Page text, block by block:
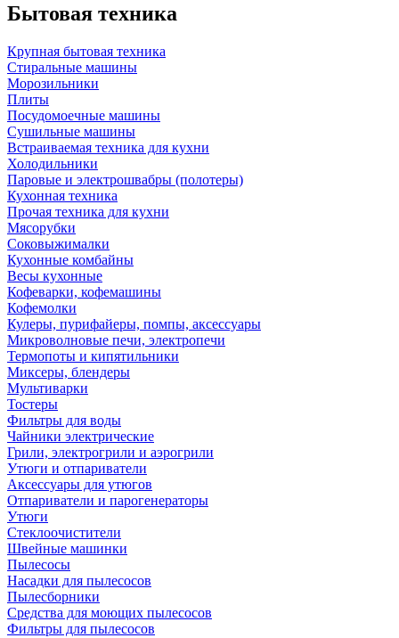
Бытовая техника
Крупная бытовая техника
Стиральные машины
Морозильники
Плиты
Посудомоечные машины
Сушильные машины
Встраиваемая техника для кухни
Холодильники
Паровые и электрошвабры (полотеры)
Кухонная техника
Прочая техника для кухни
Мясорубки
Соковыжималки
Кухонные комбайны
Весы кухонные
Кофеварки, кофемашины
Кофемолки
Кулеры, пурифайеры, помпы, аксессуары
Микроволновые печи, электропечи
Термопоты и кипятильники
Миксеры, блендеры
Мультиварки
Тостеры
Фильтры для воды
Чайники электрические
Грили, электрогрили и аэрогрили
Утюги и отпариватели
Аксессуары для утюгов
Отпариватели и парогенераторы
Утюги
Стеклоочистители
Швейные машинки
Пылесосы
Насадки для пылесосов
Пылесборники
Средства для моющих пылесосов
Фильтры для пылесосов